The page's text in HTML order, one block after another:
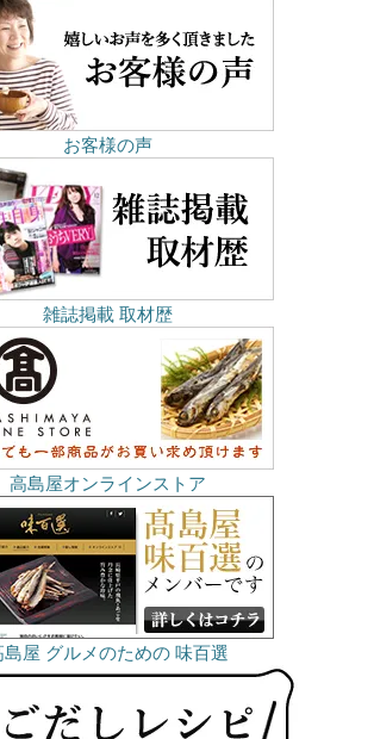
お客様の声
雑誌掲載 取材歴
高島屋オンラインストア
島屋 グルメのための 味百選